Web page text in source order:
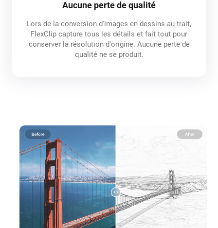
Aucune perte de qualité
Lors de la conversion d'images en dessins au trait,
FlexClip capture tous les détails et fait tout pour
conserver la résolution d'origine. Aucune perte de
qualité ne se produit.